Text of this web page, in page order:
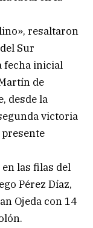
resaltaron
Sur
fecha inicial
de
desde la
victoria
las filas del
Pérez Díaz,
Ojeda con 14